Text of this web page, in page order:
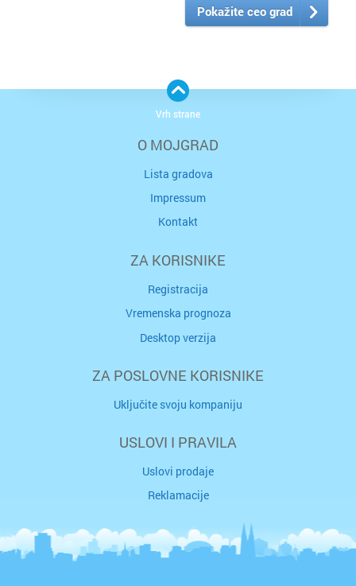
Pokažite ceo grad
O MOJGRAD
Lista gradova
Impressum
Kontakt
ZA KORISNIKE
Registracija
Vremenska prognoza
Desktop verzija
ZA POSLOVNE KORISNIKE
Uključite svoju kompaniju
USLOVI I PRAVILA
Uslovi prodaje
Reklamacije
Vrh strane